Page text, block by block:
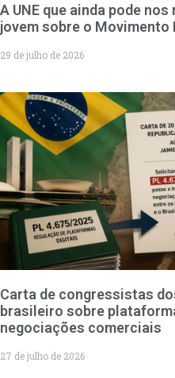
A UNE que ainda pode
jovem sobre o Movimento
29 de julho de 2026
Carta de congressistas
brasileiro sobre
negociações comerciais
27 de julho de 2026